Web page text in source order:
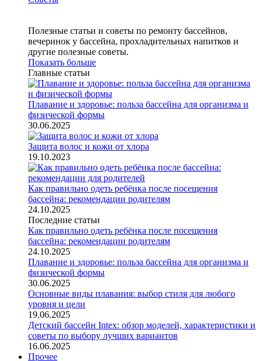
Полезные статьи и советы по ремонту бассейнов,
вечеринок у бассейна, прохладительных напитков и
другие полезные советы.
Показать больше
Главные статьи
Плавание и здоровье: польза бассейна для организма и
физической формы
30.06.2025
Защита волос и кожи от хлора
19.10.2023
Как правильно одеть ребёнка после посещения
бассейна: рекомендации родителям
24.10.2025
Последние статьи
Как правильно одеть ребёнка после посещения
бассейна: рекомендации родителям
24.10.2025
Плавание и здоровье: польза бассейна для организма и
физической формы
30.06.2025
Основные виды плавания: выбор стиля для любого
уровня и цели
19.06.2025
Детский бассейн Intex: обзор моделей, характеристики и
советы по выбору лучших вариантов
16.06.2025
Прочее